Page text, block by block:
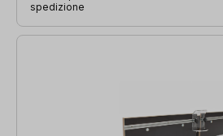
spedizione